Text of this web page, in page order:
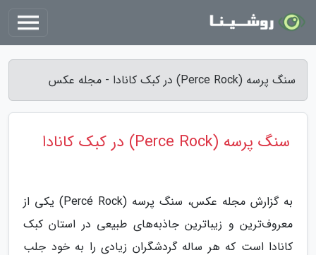
سنگ پرسه (Perce Rock) در کبک کانادا - مجله عکس
سنگ پرسه (Perce Rock) در کبک کانادا
به گزارش مجله عکس، سنگ پرسه (Percé Rock) یکی از
معروف‌ترین و زیباترین جاذبه‌های طبیعی در استان کبک
کانادا است که هر ساله گردشگران زیادی را به خود جلب